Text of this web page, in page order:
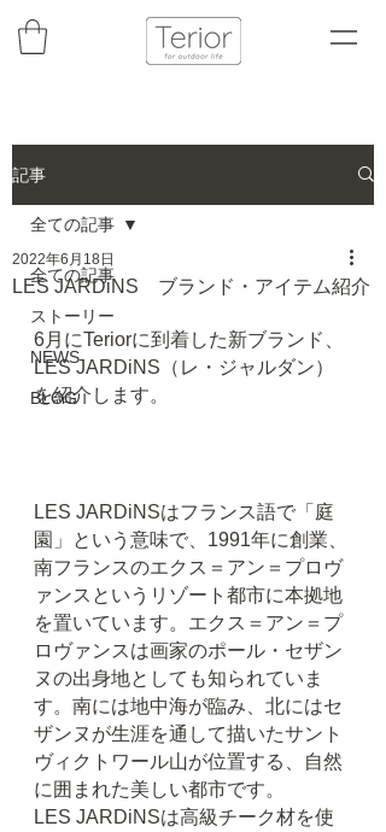
記事
全ての記事
ストーリー
NEWS
BLOG
全ての記事
LES JARDiNS ブランド・アイテム紹介
2022年6月18日
6月にTeriorに到着した新ブランド、
LES JARDiNS（レ・ジャルダン）
を紹介します。
LES JARDiNSはフランス語で「庭
園」という意味で、1991年に創業、
南フランスのエクス＝アン＝プロヴ
ァンスというリゾート都市に本拠地
を置いています。エクス＝アン＝プ
ロヴァンスは画家のポール・セザン
ヌの出身地としても知られていま
す。南には地中海が臨み、北にはセ
ザンヌが生涯を通して描いたサント
ヴィクトワール山が位置する、自然
に囲まれた美しい都市です。
LES JARDiNSは高級チーク材を使